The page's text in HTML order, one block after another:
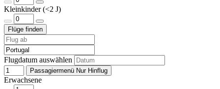
Kleinkinder (<2 J)
Flugdatum auswählen
Passagiermenü Nur Hinflug
Erwachsene